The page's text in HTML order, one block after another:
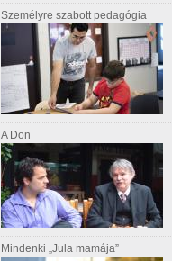
Személyre szabott pedagógia
A Don
Mindenki „Jula mamája”